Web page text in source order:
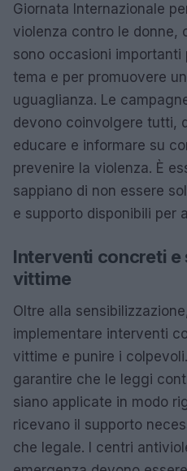
Giornata Internazionale
violenza contro le donne,
sono occasioni
tema e per promuovere
uguaglianza. Le
devono coinvolgere tutti,
educare e informare su
prevenire la violenza. È
sappiano di non essere
e supporto disponibili per
Interventi concreti e
vittime
Oltre alla
implementare interventi
vittime e punire i
garantire che le leggi
siano applicate in modo
ricevano il supporto
che legale. I centri